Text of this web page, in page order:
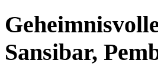
Sansibar,